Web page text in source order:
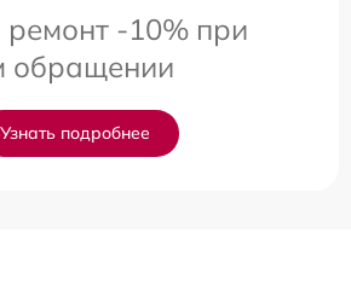
-10% при
обращении
Узнать подробнее